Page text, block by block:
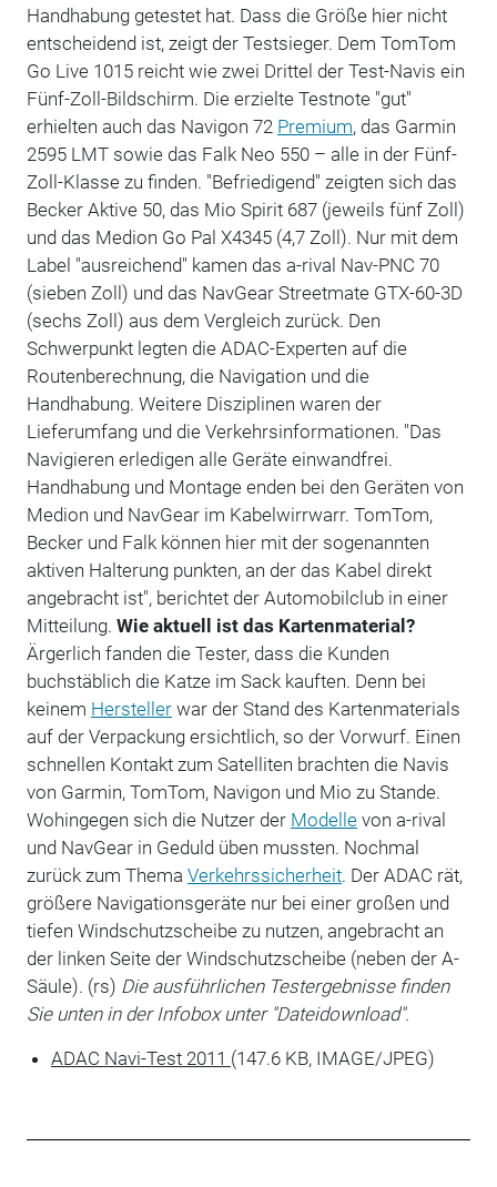
Handhabung getestet hat. Dass die Größe hier nicht
entscheidend ist, zeigt der Testsieger. Dem TomTom
Go Live 1015 reicht wie zwei Drittel der Test-Navis ein
Fünf-Zoll-Bildschirm. Die erzielte Testnote "gut"
erhielten auch das Navigon 72 Premium, das Garmin
2595 LMT sowie das Falk Neo 550 – alle in der Fünf-
Zoll-Klasse zu finden. "Befriedigend" zeigten sich das
Becker Aktive 50, das Mio Spirit 687 (jeweils fünf Zoll)
und das Medion Go Pal X4345 (4,7 Zoll). Nur mit dem
Label "ausreichend" kamen das a-rival Nav-PNC 70
(sieben Zoll) und das NavGear Streetmate GTX-60-3D
(sechs Zoll) aus dem Vergleich zurück. Den
Schwerpunkt legten die ADAC-Experten auf die
Routenberechnung, die Navigation und die
Handhabung. Weitere Disziplinen waren der
Lieferumfang und die Verkehrsinformationen. "Das
Navigieren erledigen alle Geräte einwandfrei.
Handhabung und Montage enden bei den Geräten von
Medion und NavGear im Kabelwirrwarr. TomTom,
Becker und Falk können hier mit der sogenannten
aktiven Halterung punkten, an der das Kabel direkt
angebracht ist", berichtet der Automobilclub in einer
Mitteilung. Wie aktuell ist das Kartenmaterial?
Ärgerlich fanden die Tester, dass die Kunden
buchstäblich die Katze im Sack kauften. Denn bei
keinem Herstellerwar der Stand des Kartenmaterials
auf der Verpackung ersichtlich, so der Vorwurf. Einen
schnellen Kontakt zum Satelliten brachten die Navis
von Garmin, TomTom, Navigon und Mio zu Stande.
Wohingegen sich die Nutzer der Modellevon a-rival
und NavGear in Geduld üben mussten. Nochmal
zurück zum Thema Verkehrssicherheit. Der ADAC rät,
größere Navigationsgeräte nur bei einer großen und
tiefen Windschutzscheibe zu nutzen, angebracht an
der linken Seite der Windschutzscheibe (neben der A-
Säule). (rs) Die ausführlichen Testergebnisse finden
Sie unten in der Infobox unter "Dateidownload".
ADAC Navi-Test 2011 (147.6 KB, IMAGE/JPEG)